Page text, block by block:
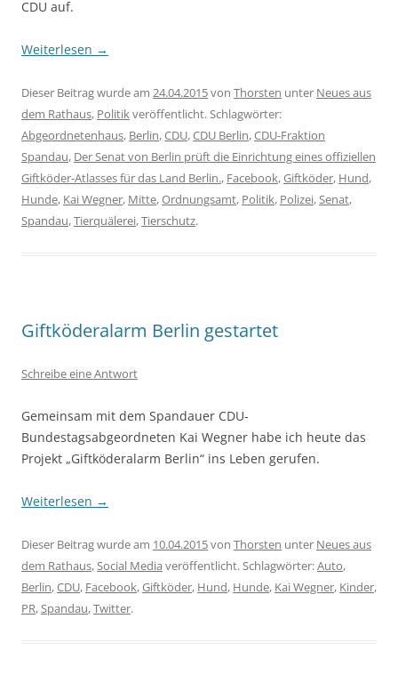
CDU auf.
Weiterlesen →
Dieser Beitrag wurde am 24.04.2015von Thorsten unter Neues aus
dem Rathaus, Politikveröffentlicht. Schlagwörter:
Abgeordnetenhaus, Berlin,CDU,CDU Berlin,CDU-Fraktion
Spandau, Der Senat von Berlin prüft die Einrichtung eines offiziellen
Giftköder-Atlasses für das Land Berlin., Facebook,Giftköder, Hund,
Hunde, Kai Wegner, Mitte,Ordnungsamt, Politik, Polizei,Senat,
Spandau,Tierquälerei,Tierschutz.
Giftköderalarm Berlin gestartet
Schreibe eine Antwort
Gemeinsam mit dem Spandauer CDU-
Bundestagsabgeordneten Kai Wegner habe ich heute das
Projekt „Giftköderalarm Berlin“ ins Leben gerufen.
Weiterlesen →
Dieser Beitrag wurde am 10.04.2015von Thorsten unter Neues aus
dem Rathaus,Social Media veröffentlicht. Schlagwörter:Auto,
Berlin,CDU, Facebook,Giftköder, Hund, Hunde, Kai Wegner, Kinder,
PR,Spandau,Twitter.